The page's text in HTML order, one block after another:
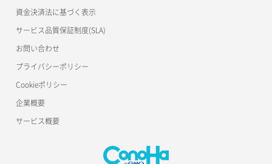
サーバー利用状況グラフ（ディスクIO）
サーバー削除
ポート作成（追加IP用）
ポート削除
ポート詳細取得
ロードバランサー一覧取得
ロードバランサー削除
ロードバランサー更新
ロードバランサー詳細取得
ロードバランサー追加
資金決済法に基づく表示
サービス品質保証制度(SLA)
お問い合わせ
プライバシーポリシー
Cookieポリシー
企業概要
サービス概要